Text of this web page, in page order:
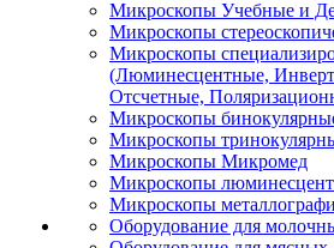
Микроскопы Учебные и
Микроскопы
Микроскопы
(Люминесцентные,
Отсчетные,
Микроскопы
Микроскопы
Микроскопы Микромед
Микроскопы
Микроскопы
Оборудование для